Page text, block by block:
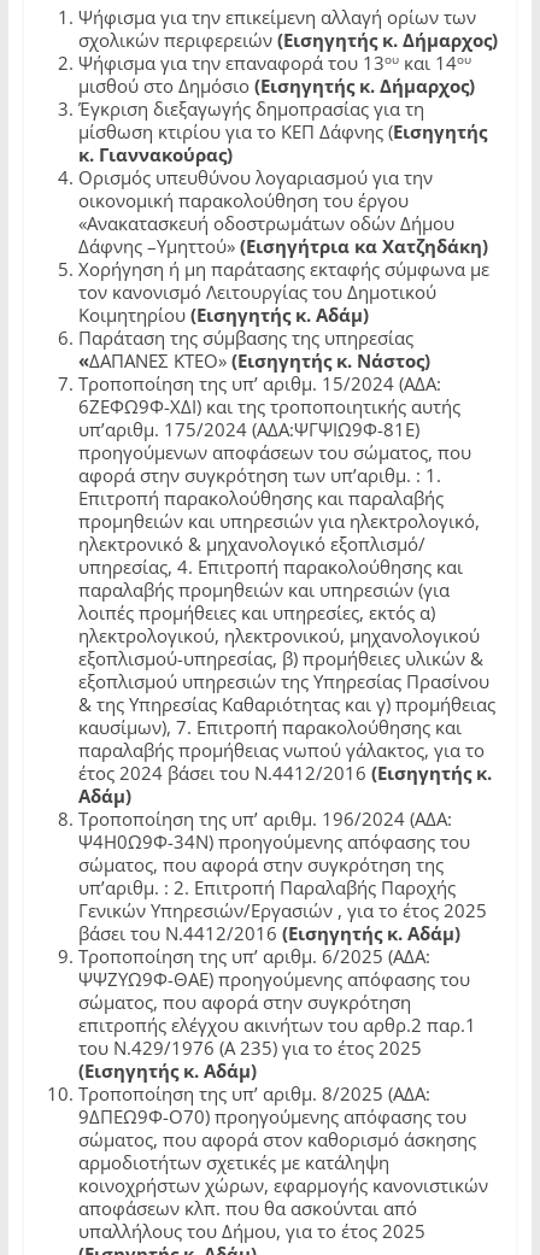
Ψήφισμα για την επικείμενη αλλαγή ορίων των
σχολικών περιφερειών (Εισηγητής κ. Δήμαρχος)
Ψήφισμα για την επαναφορά του 13ουκαι 14ου
μισθού στο Δημόσιο (Εισηγητής κ. Δήμαρχος)
Έγκριση διεξαγωγής δημοπρασίας για τη
μίσθωση κτιρίου για το ΚΕΠ Δάφνης (Εισηγητής
κ. Γιαννακούρας)
Ορισμός υπευθύνου λογαριασμού για την
οικονομική παρακολούθηση του έργου
«Ανακατασκευή οδοστρωμάτων οδών Δήμου
Δάφνης –Υμηττού»(Εισηγήτρια κα Χατζηδάκη)
Χορήγηση ή μη παράτασης εκταφής σύμφωνα με
τον κανονισμό Λειτουργίας του Δημοτικού
Κοιμητηρίου (Εισηγητής κ. Αδάμ)
Παράταση της σύμβασης της υπηρεσίας
«ΔΑΠΑΝΕΣ ΚΤΕΟ» (Εισηγητής κ. Νάστος)
Τροποποίηση της υπ’ αριθμ. 15/2024 (ΑΔΑ:
6ΖΕΦΩ9Φ-ΧΔΙ) και της τροποποιητικής αυτής
υπ’αριθμ. 175/2024 (ΑΔΑ:ΨΓΨΙΩ9Φ-81Ε)
προηγούμενων αποφάσεων του σώματος, που
αφορά στην συγκρότηση των υπ’αριθμ. : 1.
Επιτροπή παρακολούθησης και παραλαβής
προμηθειών και υπηρεσιών για ηλεκτρολογικό,
ηλεκτρονικό & μηχανολογικό εξοπλισμό/
υπηρεσίας, 4. Επιτροπή παρακολούθησης και
παραλαβής προμηθειών και υπηρεσιών (για
λοιπές προμήθειες και υπηρεσίες, εκτός α)
ηλεκτρολογικού, ηλεκτρονικού, μηχανολογικού
εξοπλισμού-υπηρεσίας, β) προμήθειες υλικών &
εξοπλισμού υπηρεσιών της Υπηρεσίας Πρασίνου
& της Υπηρεσίας Καθαριότητας και γ) προμήθειας
καυσίμων), 7. Επιτροπή παρακολούθησης και
παραλαβής προμήθειας νωπού γάλακτος, για το
έτος 2024 βάσει του Ν.4412/2016 (Εισηγητής κ.
Αδάμ)
Τροποποίηση της υπ’ αριθμ. 196/2024 (ΑΔΑ:
Ψ4Η0Ω9Φ-34Ν) προηγούμενης απόφασης του
σώματος, που αφορά στην συγκρότηση της
υπ’αριθμ. : 2. Επιτροπή Παραλαβής Παροχής
Γενικών Υπηρεσιών/Εργασιών , για το έτος 2025
βάσει του Ν.4412/2016 (Εισηγητής κ. Αδάμ)
Τροποποίηση της υπ’ αριθμ. 6/2025 (ΑΔΑ:
ΨΨΖΥΩ9Φ-ΘΑΕ) προηγούμενης απόφασης του
σώματος, που αφορά στην συγκρότηση
επιτροπής ελέγχου ακινήτων του αρθρ.2 παρ.1
του Ν.429/1976 (Α 235) για το έτος 2025
(Εισηγητής κ. Αδάμ)
Τροποποίηση της υπ’ αριθμ. 8/2025 (ΑΔΑ:
9ΔΠΕΩ9Φ-Ο70) προηγούμενης απόφασης του
σώματος, που αφορά στον καθορισμό άσκησης
αρμοδιοτήτων σχετικές με κατάληψη
κοινοχρήστων χώρων, εφαρμογής κανονιστικών
αποφάσεων κλπ. που θα ασκούνται από
υπαλλήλους του Δήμου, για το έτος 2025